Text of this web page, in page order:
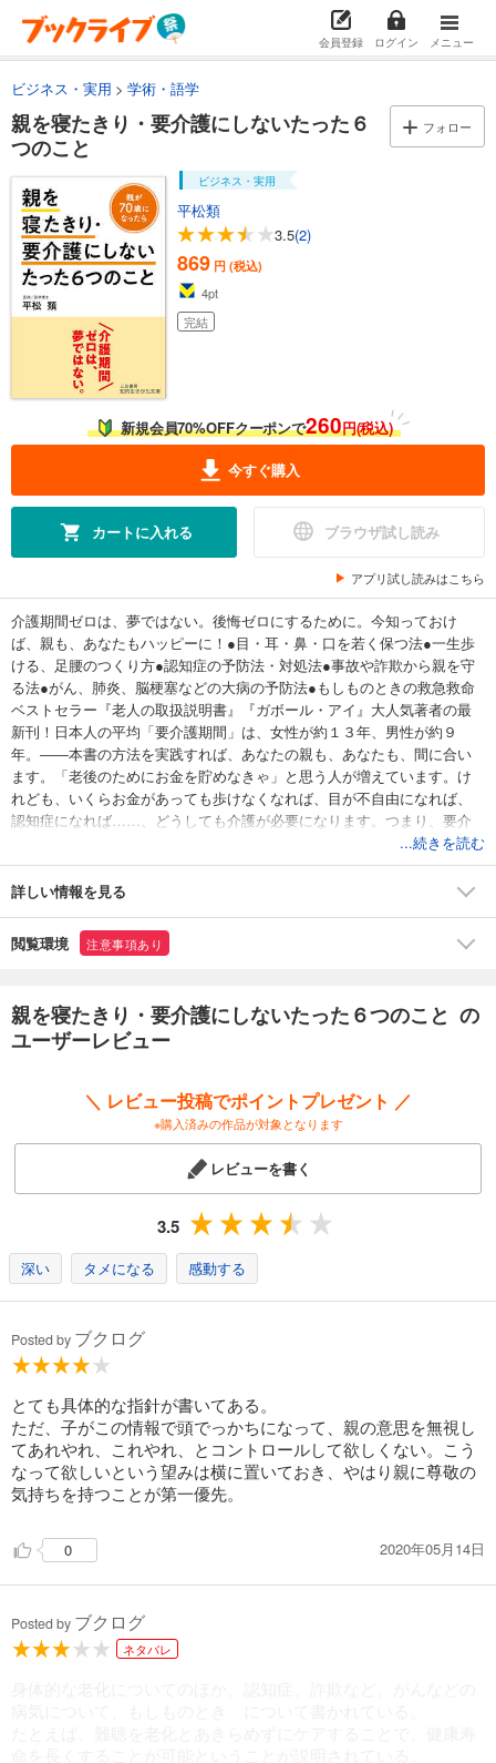
会員登録 ログイン メニュー
ビジネス・実用 学術・語学
親を寝たきり・要介護にしないたった６
つのこと
フォロー
ビジネス・実用
平松類
3.5(2)
869 円 (税込)
4pt
完結
新規会員70%OFFクーポンで260円(税込)
今すぐ購入
カートに入れる ブラウザ試し読み
アプリ試し読みはこちら
介護期間ゼロは、夢ではない。後悔ゼロにするために。今知っておけ
ば、親も、あなたもハッピーに！●目・耳・鼻・口を若く保つ法●一生歩
ける、足腰のつくり方●認知症の予防法・対処法●事故や詐欺から親を守
る法●がん、肺炎、脳梗塞などの大病の予防法●もしものときの救急救命
ベストセラー『老人の取扱説明書』『ガボール・アイ』大人気著者の最
新刊！日本人の平均「要介護期間」は、女性が約１３年、男性が約９
年。――本書の方法を実践すれば、あなたの親も、あなたも、間に合い
ます。「老後のためにお金を貯めなきゃ」と思う人が増えています。け
れども、いくらお金があっても歩けなくなれば、目が不自由になれば、
認知症になれば……、どうしても介護が必要になります。つまり、要介
護になる時期を少しでも遅らせることのほうが、もっとずっと大切なの
です。
...続きを読む
詳しい情報を見る
閲覧環境 注意事項あり
親を寝たきり・要介護にしないたった６つのこと の
ユーザーレビュー
＼ レビュー投稿でポイントプレゼント ／
※購入済みの作品が対象となります
レビューを書く
3.5
深い タメになる 感動する
Posted by ブクログ
とても具体的な指針が書いてある。
ただ、子がこの情報で頭でっかちになって、親の意思を無視し
てあれやれ、これやれ、とコントロールして欲しくない。こう
なって欲しいという望みは横に置いておき、やはり親に尊敬の
気持ちを持つことが第一優先。
0 2020年05月14日
Posted by ブクログ
ネタバレ